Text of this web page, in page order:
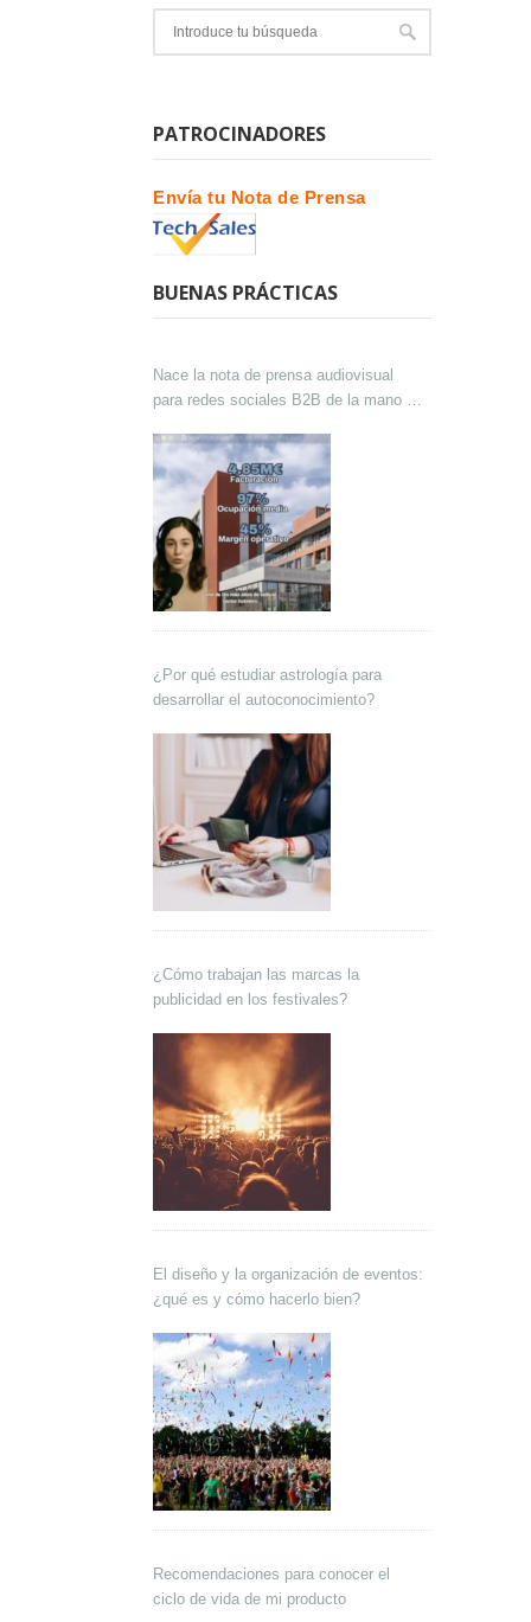
PATROCINADORES
Envía tu Nota de Prensa
BUENAS PRÁCTICAS
Nace la nota de prensa audiovisual
para redes sociales B2B de la mano de
¿Por qué estudiar astrología para
desarrollar el autoconocimiento?
¿Cómo trabajan las marcas la
publicidad en los festivales?
El diseño y la organización de eventos:
¿qué es y cómo hacerlo bien?
Recomendaciones para conocer el
ciclo de vida de mi producto